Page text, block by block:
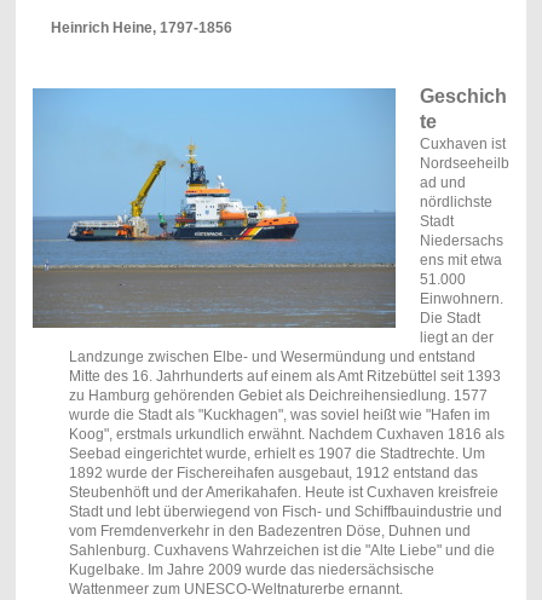
Heinrich Heine, 1797-1856
Geschich
te
Cuxhaven ist
Nordseeheilb
ad und
nördlichste
Stadt
Niedersachs
ens mit etwa
51.000
Einwohnern.
Die Stadt
liegt an der
Landzunge zwischen Elbe- und Wesermündung und entstand
Mitte des 16. Jahrhunderts auf einem als Amt Ritzebüttel seit 1393
zu Hamburg gehörenden Gebiet als Deichreihensiedlung. 1577
wurde die Stadt als "Kuckhagen", was soviel heißt wie "Hafen im
Koog", erstmals urkundlich erwähnt. Nachdem Cuxhaven 1816 als
Seebad eingerichtet wurde, erhielt es 1907 die Stadtrechte. Um
1892 wurde der Fischereihafen ausgebaut, 1912 entstand das
Steubenhöft und der Amerikahafen. Heute ist Cuxhaven kreisfreie
Stadt und lebt überwiegend von Fisch- und Schiffbauindustrie und
vom Fremdenverkehr in den Badezentren Döse, Duhnen und
Sahlenburg. Cuxhavens Wahrzeichen ist die "Alte Liebe" und die
Kugelbake. Im Jahre 2009 wurde das niedersächsische
Wattenmeer zum UNESCO-Weltnaturerbe ernannt.